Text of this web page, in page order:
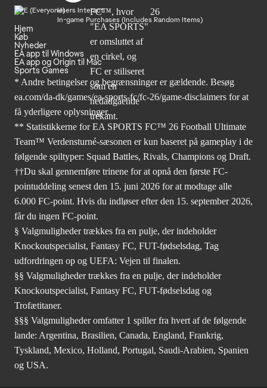
Users Interact
In-game Purchases (Includes Random Items)
Hjem
Køb
Nyheder
EA app til Windows
EA app og Origin til Mac
Sports Games
* Andre betingelser og begrænsninger er gældende. Besøg
ea.com/da-dk/games/ea-sports-fc/fc-26/game-disclaimers for at
få yderligere oplysninger.
** Statistikkerne for EA SPORTS FC™ 26 Football Ultimate
Team™ Verdensturné-sæsonen er kun baseret på gameplay i de
følgende spiltyper: Squad Battles, Rivals, Champions og Draft.
††Du skal gennemføre trinene for at opnå den første FC-
pointuddeling senest den 15. juni 2026 for at modtage alle
6.000 FC-point. Hvis du indløser efter den 15. september 2026,
får du ingen FC-point.
§ Valgmuligheder trækkes fra en pulje, der indeholder
Knockoutspecialist, Fantasy FC, FUT-fødselsdag, Tag
udfordringen op og UEFA: Vejen til finalen.
§§ Valgmuligheder trækkes fra en pulje, der indeholder
Knockoutspecialist, Fantasy FC, FUT-fødselsdag og
Trofætitaner.
§§§ Valgmuligheder omfatter 1 spiller fra hvert af de følgende
lande: Argentina, Brasilien, Canada, England, Frankrig,
Tyskland, Mexico, Holland, Portugal, Saudi-Arabien, Spanien
og USA.